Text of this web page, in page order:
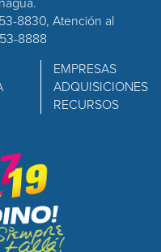
8830, Atención al
8888
EMPRESAS
ADQUISICIONES
RECURSOS